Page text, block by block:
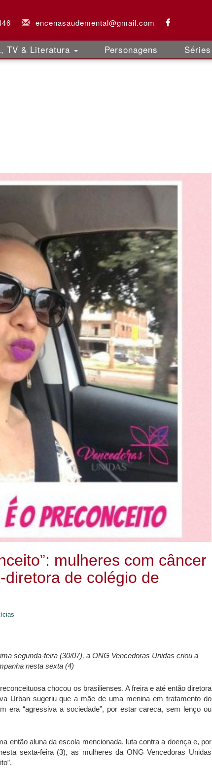
encenasaudemental@gmail.com
TV & Literatura Personagens Séries
mulheres com câncer
de colégio de
segunda-feira (30/07), a ONG Vencedoras Unidas criou a
nesta sexta (4)
chocou os brasilienses. A freira e até então diretora
Urban sugeriu que a mãe de uma menina em tratamento do
era “agressiva a sociedade”, por estar careca, sem lenço ou
então aluna da escola mencionada, luta contra a doença e, por
sexta-feira (3), as mulheres da ONG Vencedoras Unidas